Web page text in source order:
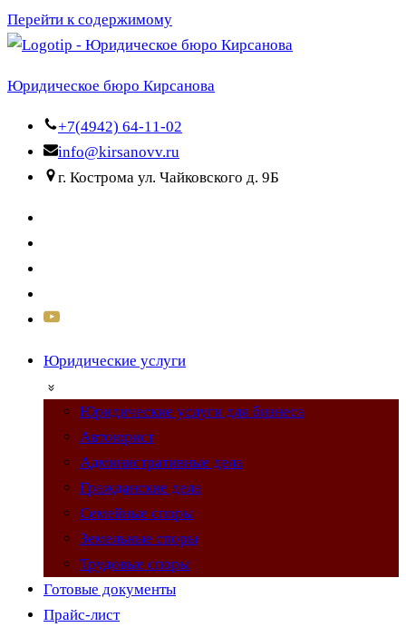
Перейти к содержимому
Юридическое бюро Кирсанова
+7(4942) 64-11-02
info@kirsanovv.ru
г. Кострома ул. Чайковского д. 9Б
Юридические услуги
Юридические услуги для бизнеса
Автоюрист
Административные дела
Гражданские дела
Семейные споры
Земельные споры
Трудовые споры
Готовые документы
Прайс-лист